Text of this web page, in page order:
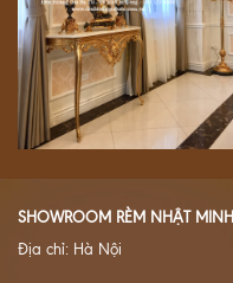
SHOWROOM RÈM NHẬT MINH
Địa chỉ: Hà Nội